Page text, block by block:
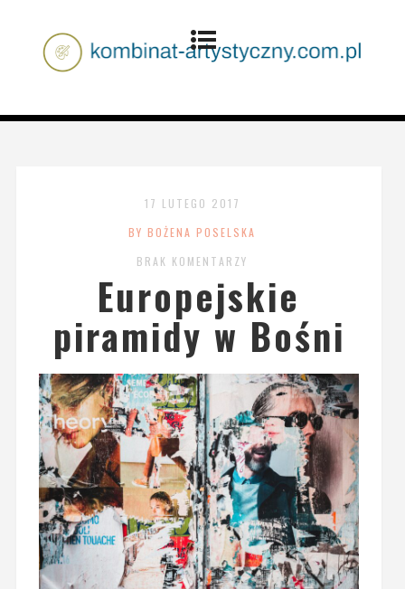
17 LUTEGO 2017
BY BOŻENA POSELSKA
BRAK KOMENTARZY
Europejskie
piramidy w Bośni